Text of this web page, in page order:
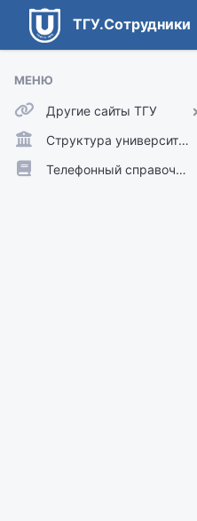
ТГУ.Сотрудники
МЕНЮ
Другие сайты ТГУ
ТГУ.Аккаунты
ТГУ.Расписание
Структура университета
Телефонный справочник